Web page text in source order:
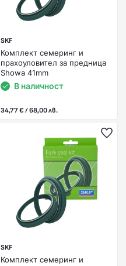
SKF
Комплект семеринг и
прахоуловител за предница
Showa 41mm
В наличност
34,77 € / 68,00 лв.
SKF
Комплект семеринг и